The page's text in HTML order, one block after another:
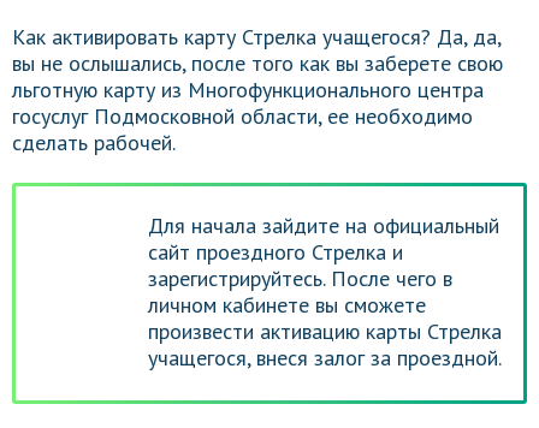
Как активировать карту Стрелка учащегося? Да, да,
вы не ослышались, после того как вы заберете свою
льготную карту из Многофункционального центра
госуслуг Подмосковной области, ее необходимо
сделать рабочей.
Для начала зайдите на официальный
сайт проездного Стрелка и
зарегистрируйтесь. После чего в
личном кабинете вы сможете
произвести активацию карты Стрелка
учащегося, внеся залог за проездной.